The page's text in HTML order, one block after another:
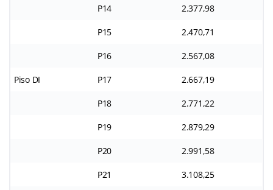
P14 2.377,98
P15 2.470,71
P16 2.567,08
Piso DI P17 2.667,19
P18 2.771,22
P19 2.879,29
P20 2.991,58
P21 3.108,25